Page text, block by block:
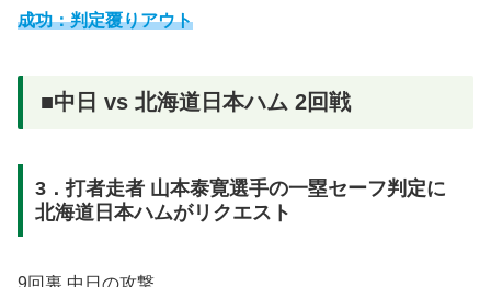
成功：判定覆りアウト
■中日 vs 北海道日本ハム 2回戦
3．打者走者 山本泰寛選手の一塁セーフ判定に
北海道日本ハムがリクエスト
9回裏 中日の攻撃